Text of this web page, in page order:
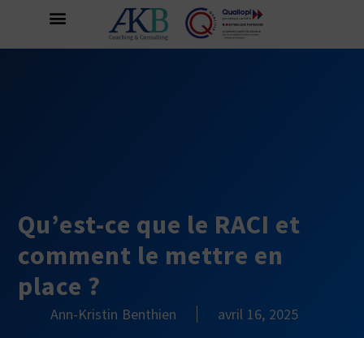
Qu’est-ce que le RACI et
comment le mettre en
place ?
Ann-Kristin Benthien avril 16, 2025